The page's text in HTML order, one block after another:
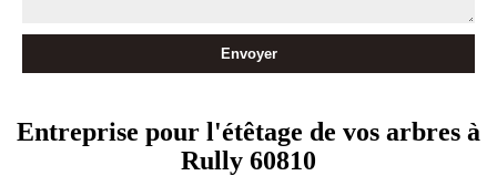
Entreprise pour l'étêtage de vos arbres à
Rully 60810